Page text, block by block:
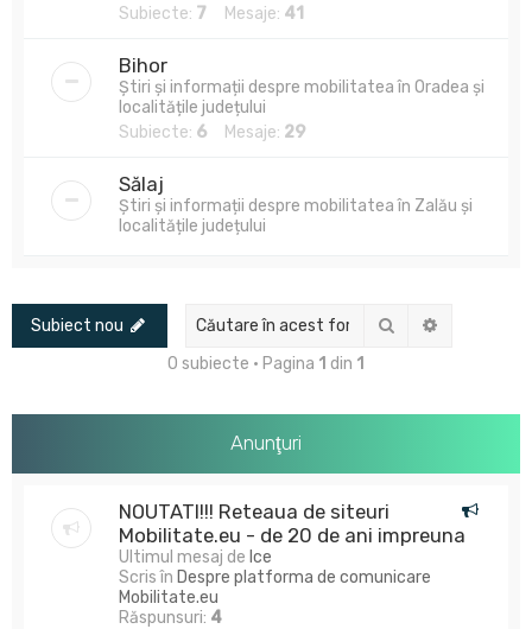
Subiecte: 7 Mesaje: 41
Bihor
Știri și informații despre mobilitatea în Oradea și
localitățile județului
Subiecte: 6 Mesaje: 29
Sălaj
Știri și informații despre mobilitatea în Zalău și
localitățile județului
Subiect nou Căutare
0 subiecte • Pagina 1 din 1
Anunţuri
NOUTATI!!! Reteaua de siteuri
Mobilitate.eu - de 20 de ani impreuna
Ultimul mesaj de Ice
Scris în Despre platforma de comunicare
Mobilitate.eu
Răspunsuri: 4